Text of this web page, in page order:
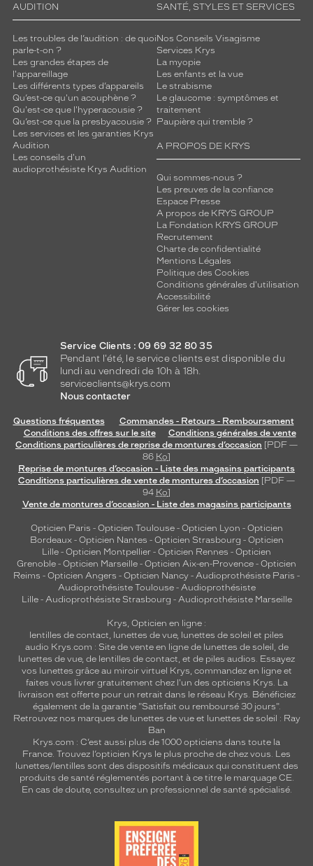
AUDITION
Les troubles de l’audition : de quoi
parle-t-on ?
Les grandes étapes de
l'appareillage
Les différents types d’appareils
Qu’est-ce qu'un acouphène ?
Qu'est-ce que l'hyperacousie ?
Qu’est-ce que la presbyacousie ?
Les services et les garanties Krys
Audition
Les conseils d'un
audioprothésiste Krys Audition
SANTÉ, STYLES ET SERVICES
Nos Conseils Visagisme
Services Krys
La myopie
Les enfants et la vue
Le strabisme
Le glaucome : symptômes et
traitement
Paupière qui tremble ?
A PROPOS DE KRYS
Qui sommes-nous ?
Les preuves de la confiance
Espace Presse
A propos de KRYS GROUP
La Fondation KRYS GROUP
Recrutement
Charte de confidentialité
Mentions Légales
Politique des Cookies
Conditions générales d'utilisation
Accessibilité
Gérer les cookies
Service Clients : 09 69 32 80 35
Pendant l'été, le service clients est disponible du
lundi au vendredi de 10h à 18h.
serviceclients@krys.com
Nous contacter
Questions fréquentes
Commandes - Retours - Remboursement
Conditions des offres sur le site
Conditions générales de vente
Conditions particulières de reprise de montures d’occasion [PDF —
86 Ko]
Reprise de montures d’occasion - Liste des magasins participants
Conditions particulières de vente de montures d’occasion [PDF —
94 Ko]
Vente de montures d’occasion - Liste des magasins participants
Opticien Paris - Opticien Toulouse- Opticien Lyon - Opticien
Bordeaux- Opticien Nantes - Opticien Strasbourg - Opticien
Lille - Opticien Montpellier - Opticien Rennes - Opticien
Grenoble - Opticien Marseille - Opticien Aix-en-Provence - Opticien
Reims - Opticien Angers - Opticien Nancy - Audioprothésiste Paris -
Audioprothésiste Toulouse- Audioprothésiste
Lille- Audioprothésiste Strasbourg - Audioprothésiste Marseille
Krys, Opticien en ligne :
lentilles de contact, lunettes de vue, lunettes de soleil et piles
audio Krys.com : Site de vente en ligne de lunettes de soleil, de
lunettes de vue, de lentilles de contact, et de piles audios. Essayez
vos lunettes grâce au miroir virtuel Krys, commandez en ligne et
faites vous livrer gratuitement chez l'un des opticiens Krys. La
livraison est offerte pour un retrait dans le réseau Krys. Bénéficiez
également de la garantie "Satisfait ou remboursé 30 jours".
Retrouvez nos marques de lunettes de vue et lunettes de soleil : Ray
Ban
Krys.com : C’est aussi plus de 1000 opticiens dans toute la
France. Trouvez l’opticien Krys le plus proche de chez vous. Les
lunettes/lentilles sont des dispositifs médicaux qui constituent des
produits de santé réglementés portant à ce titre le marquage CE.
En cas de doute, consultez un professionnel de santé spécialisé.